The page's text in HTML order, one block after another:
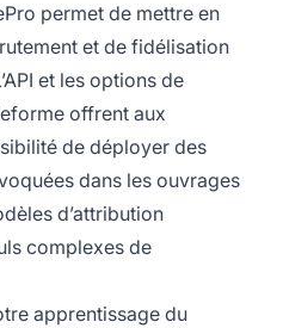
permet de mettre en
et de fidélisation
et les options de
offrent aux
de déployer des
dans les ouvrages
d’attribution
complexes de
apprentissage du